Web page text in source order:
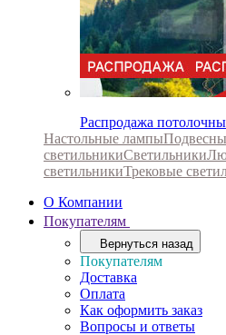
Распродажа
Настольные лампы
светильникиСветильники
светильникиТрековые
О Компании
Покупателям
Вернуться назад
Покупателям
Доставка
Оплата
Как оформить заказ
Вопросы и ответы